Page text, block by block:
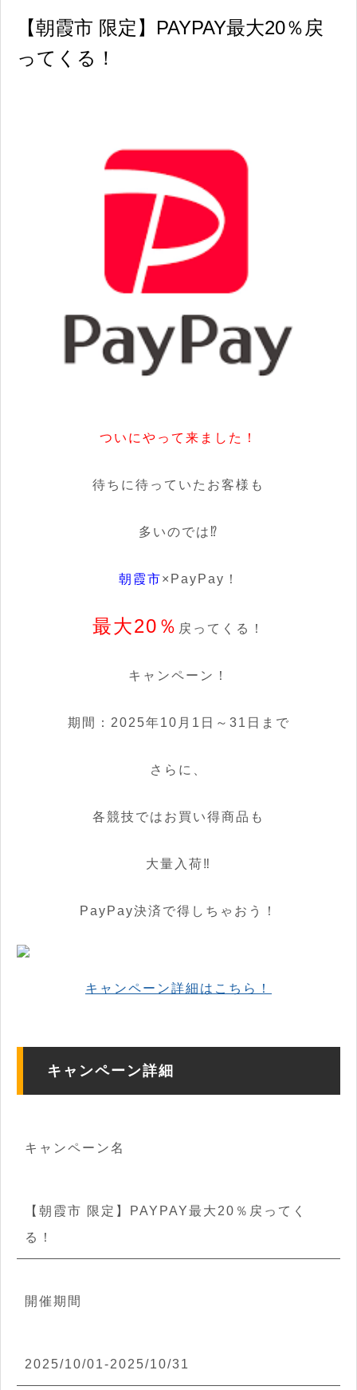
【朝霞市 限定】PAYPAY最大20％戻
ってくる！
ついにやって来ました！
待ちに待っていたお客様も
多いのでは⁉
朝霞市×PayPay！
最大20％ 戻ってくる！
キャンペーン！
期間：2025年10月1日～31日まで
さらに、
各競技では お買い得商品 も
大量入荷‼
PayPay決済で得しちゃおう！
キャンペーン詳細はこちら！
キャンペーン詳細
キャンペーン名
【朝霞市 限定】PAYPAY最大20％戻ってく
る！
開催期間
2025/10/01-2025/10/31